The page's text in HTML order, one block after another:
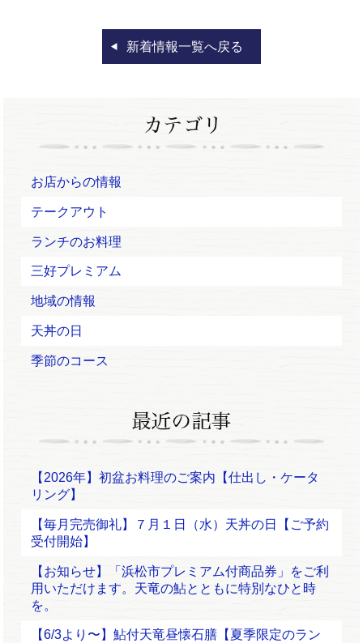
新着情報一覧へ戻る
お店からの情報
テークアウト
ランチのお料理
三好プレミアム
地域の情報
天丼の日
季節のコース
【2026年】初盆お料理のご案内【仕出し・ケータ
リング】
【毎月完売御礼】７月１日（水）天丼の日【ご予約
受付開始】
【お知らせ】「浜松市プレミアム付商品券」をご利
用いただけます。天竜の鮎とともに特別なひと時
を。
【6/3より〜】鮎付天竜昼懐石膳【夏季限定のラン